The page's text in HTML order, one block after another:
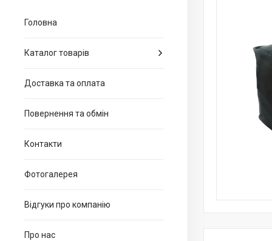
Головна
Каталог товарів
Доставка та оплата
Повернення та обмін
Контакти
Фотогалерея
Відгуки про компанію
Про нас